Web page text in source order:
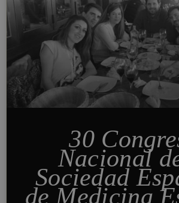
30
Nacional
Sociedad
de Medicina